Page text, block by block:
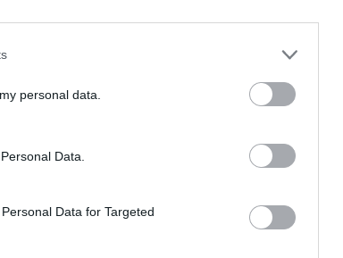
personal data.
Data.
Data for Targeted